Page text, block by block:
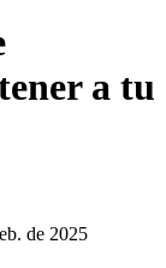
a tu
de 2025